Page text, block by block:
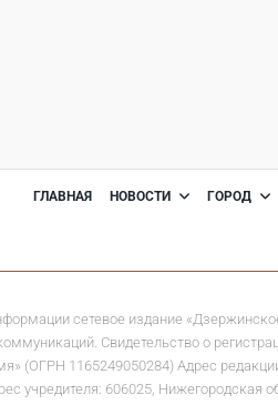
ГЛАВНАЯ НОВОСТИ ГОРОД
сетевое издание
Свидетельство о
(ОГРН 1165249050284) Адрес
учредителя: 606025, Нижегородская